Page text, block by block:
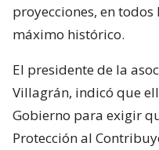
proyecciones, en
máximo histórico.
El presidente de la
Villagrán, indicó que
Gobierno para exigir
Protección al